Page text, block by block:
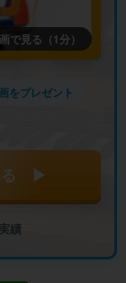
で見る（1分）
をプレゼント
る ▶
績